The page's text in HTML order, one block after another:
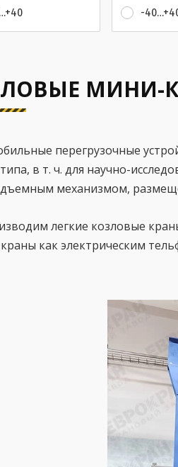
-
МИНИ-
перегрузочные
в т. ч. для научно-
механизмом,
легкие козловые
как электрическим